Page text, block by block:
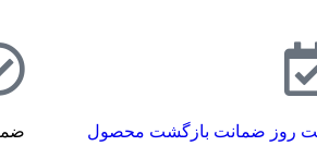
روز ضمانت بازگشت محصول